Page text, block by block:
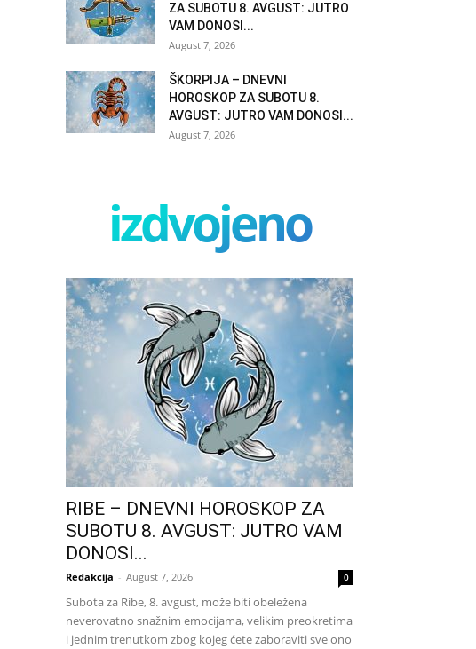
ZA SUBOTU 8. AVGUST: JUTRO
VAM DONOSI...
August 7, 2026
ŠKORPIJA – DNEVNI
HOROSKOP ZA SUBOTU 8.
AVGUST: JUTRO VAM DONOSI...
August 7, 2026
izdvojeno
RIBE – DNEVNI HOROSKOP ZA
SUBOTU 8. AVGUST: JUTRO VAM
DONOSI...
Redakcija - August 7, 2026 0
Subota za Ribe, 8. avgust, može biti obeležena
neverovatno snažnim emocijama, velikim preokretima
i jednim trenutkom zbog kojeg ćete zaboraviti sve ono